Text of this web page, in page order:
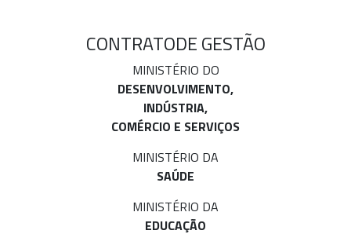
CONTRATODE GESTÃO
MINISTÉRIO DO
DESENVOLVIMENTO,
INDÚSTRIA,
COMÉRCIO E SERVIÇOS
MINISTÉRIO DA
SAÚDE
MINISTÉRIO DA
EDUCAÇÃO